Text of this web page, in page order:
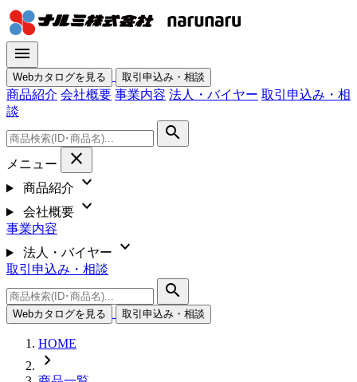
menu
Webカタログを見る 取引申込み・相談
商品紹介 会社概要 事業内容 法人・バイヤー 取引申込み・相
談
search
メニュー close
商品紹介 expand_more
会社概要 expand_more
事業内容
法人・バイヤー
expand_more
取引申込み・相談
search
Webカタログを見る 取引申込み・相談
HOME
chevron_right